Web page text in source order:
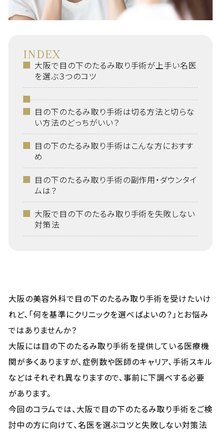
INDEX
大阪で目の下のたるみ取り手術が上手い名医
を選ぶ３つのコツ
目の下のたるみ取り手術は切る方法と切らな
い方法のどっちがいい？
目の下のたるみ取り手術はこんな方におすす
め
目の下のたるみ取り手術の副作用・ダウンタイ
ムは？
大阪で目の下のたるみ取り手術を失敗しない
対策法
大阪の美容外科で目の下のたるみ取り手術を受けたいけ
れど、「何を基準にクリニックを選べばよいの？」とお悩み
ではありませんか？
大阪には目の下のたるみ取り手術を提供している医療機
関が多くありますが、症例数や医師のキャリア、手術スキル
などはそれぞれ異なりますので、事前に下調べする必要
があります。
今回のコラムでは、大阪で目の下のたるみ取り手術をご検
討中の方に向けて、名医を選ぶコツと失敗しない対策法